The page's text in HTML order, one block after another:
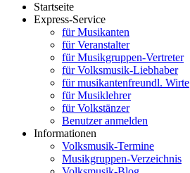
Startseite
Express-Service
für Musikanten
für Veranstalter
für Musikgruppen-Vertreter
für Volksmusik-Liebhaber
für musikantenfreundl. Wirte
für Musiklehrer
für Volkstänzer
Benutzer anmelden
Informationen
Volksmusik-Termine
Musikgruppen-Verzeichnis